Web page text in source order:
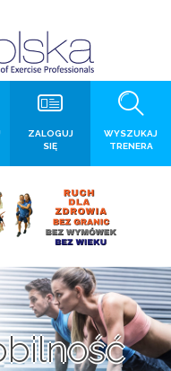
WYSZUKAJ
TRENERA
ZALOGUJ
SIĘ